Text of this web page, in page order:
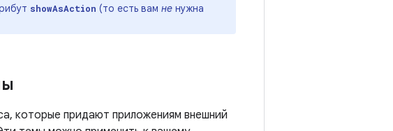
showAsAction (то есть вам не нужна
которые придают приложениям внешний